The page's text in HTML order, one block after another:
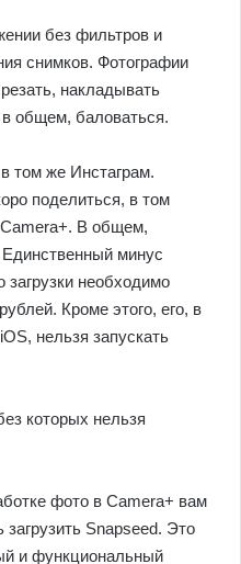
без фильтров и
снимков. Фотографии
накладывать
общем, баловаться.
том же Инстаграм.
поделиться, в том
В общем,
минус
загрузки необходимо
Кроме этого, его, в
нельзя запускать
фото в Camera+ вам
загрузить Snapseed. Это
и функциональный